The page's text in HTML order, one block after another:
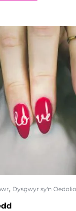
, Dysgwyr sy'n